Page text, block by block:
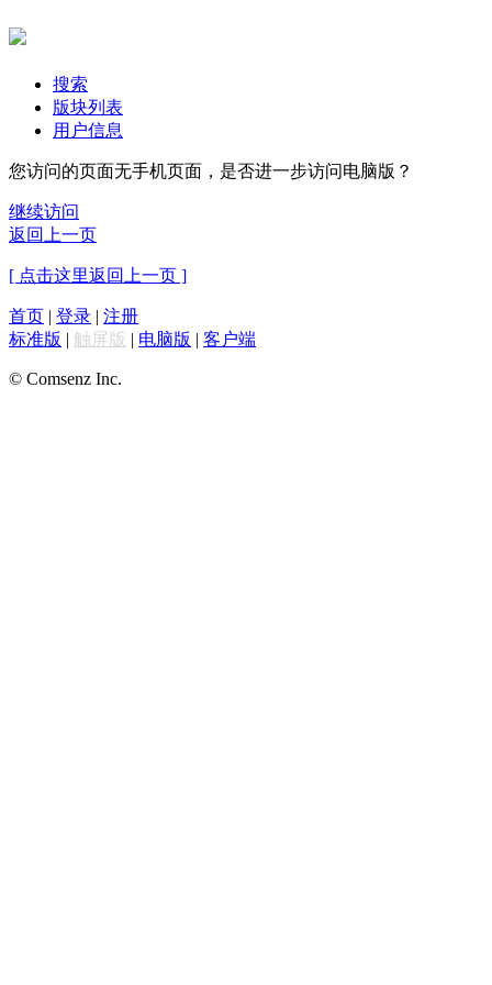
搜索
版块列表
用户信息
您访问的页面无手机页面，是否进一步访问电脑版？
继续访问
返回上一页
[ 点击这里返回上一页 ]
首页 | 登录 | 注册
标准版 | 触屏版 | 电脑版 | 客户端
© Comsenz Inc.